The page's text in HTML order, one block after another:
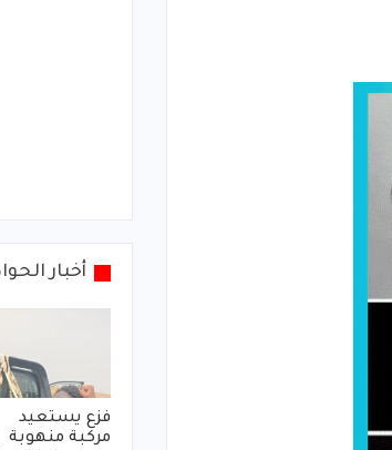
أخبار
فزع يستعيد
مركبة منهوبة